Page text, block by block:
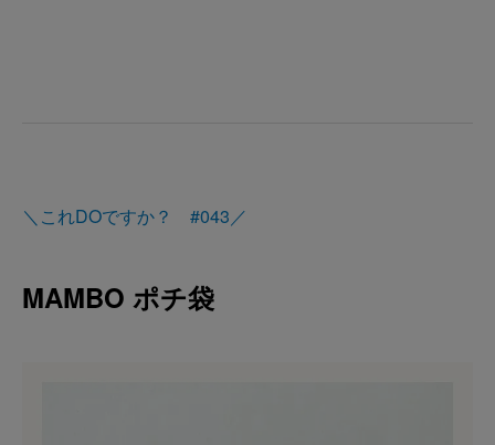
＼これDOですか？ #043／
MAMBO ポチ袋